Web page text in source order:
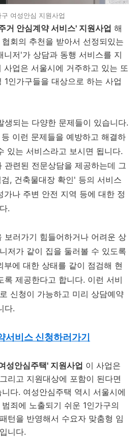
구 여성안심 지원사업
거 안심계약 서비스' 지원사업 해
회의 추천을 받아서 선정되있는
니저'가 상담과 동행 서비스를 지
사업은 서울시에 거주하고 있는 또
1인가구들을 대상으로 하는 사업
생되는 다양한 문제들이 있습니다.
이런 문제들을 예방하고 해결하
있는 서비스라고 보시면 됩니다.
관련된 전문상담을 제공하는데 그
, 건축물대장 확인' 등의 서비스
가나 주변 안전 지역 등에 대한 정
.
보러가기 힘들어하거나 어려운 상
저가 같이 집을 둘러볼 수 있도록
부에 대한 상태를 같이 점검해 현
록 제공한다고 합니다. 이런 서비
신청이 가능하고 미리 상담예약
다.
서비스 신청하러가기
성안심주택' 지원사업 이 사업은
리고 지원대상에 포함이 된다면
다. 여성안심주택 역시 서울시에
죄에 노출되기 쉬운 1인가구의
턴을 반영해서 수요자 맞춤형 임
니다.